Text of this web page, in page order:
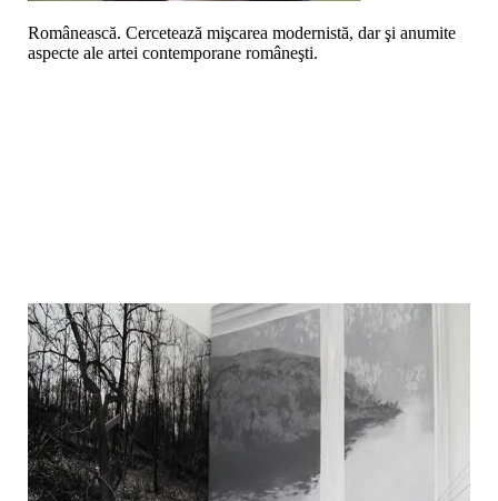
Românească. Cercetează mişcarea modernistă, dar şi anumite
aspecte ale artei contemporane româneşti.